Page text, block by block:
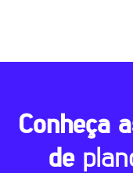
Conheça
de